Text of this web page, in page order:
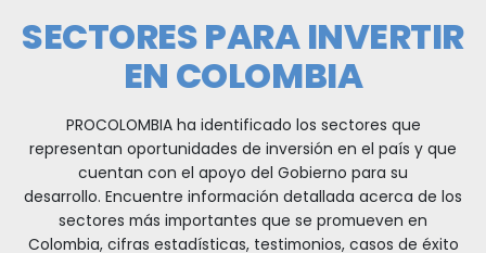
Sectores
Sectores
para
invertir
Cómo
invertir
Ruta
inicio sectores para invertir en colombia
SECTORES PARA
EN COLOMBIA
PROCOLOMBIA ha identificado los
representan oportunidades de inversión en el